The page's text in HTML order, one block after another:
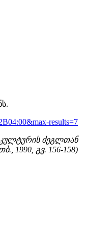
results=7
კულტურის ძეგლთან
1990, გვ. 156-158)